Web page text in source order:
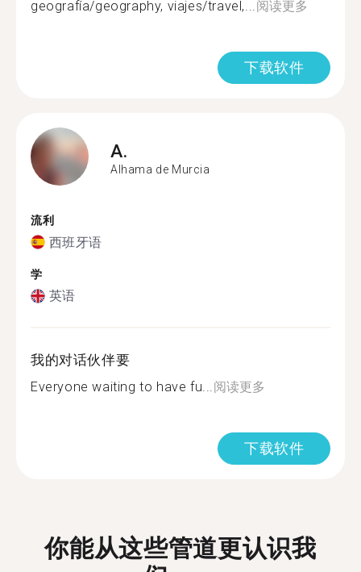
geografía/geography, viajes/travel,...阅读更多
下载软件
A.
Alhama de Murcia
流利
西班牙语
学
英语
我的对话伙伴要
Everyone waiting to have fu...阅读更多
下载软件
你能从这些管道更认识我